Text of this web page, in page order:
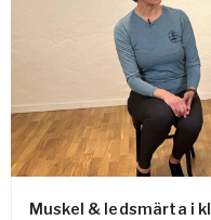
Muskel & ledsmärta i